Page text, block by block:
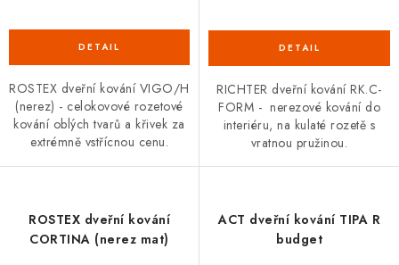
ROSTEX dveřní kování VIGO/H
(nerez) - celokovové rozetové
kování oblých tvarů a křivek za
extrémně vstřícnou cenu.
RICHTER dveřní kování RK.C-
FORM - nerezové kování do
interiéru, na kulaté rozetě s
vratnou pružinou.
ROSTEX dveřní kování
CORTINA (nerez mat)
ACT dveřní kování TIPA R
budget